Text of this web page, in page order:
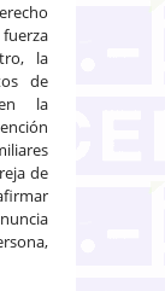
la
de
la
de